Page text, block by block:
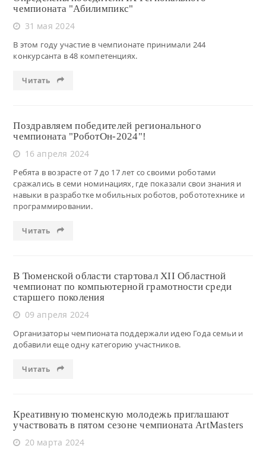
чемпионата "Абилимпикс"
31 мая 2024
В этом году участие в чемпионате принимали 244
конкурсанта в 48 компетенциях.
Читать
Поздравляем победителей регионального
чемпионата "РоботОн-2024"!
16 апреля 2024
Ребята в возрасте от 7 до 17 лет со своими роботами
сражались в семи номинациях, где показали свои знания и
навыки в разработке мобильных роботов, робототехнике и
программировании.
Читать
В Тюменской области стартовал XII Областной
чемпионат по компьютерной грамотности среди
старшего поколения
09 апреля 2024
Организаторы чемпионата поддержали идею Года семьи и
добавили еще одну категорию участников.
Читать
Креативную тюменскую молодежь приглашают
участвовать в пятом сезоне чемпионата ArtMasters
20 марта 2024